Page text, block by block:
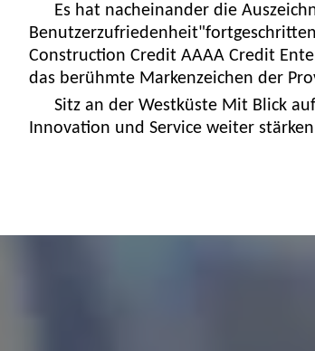
Es hat nacheinander die
Construction Credit AAAA Credit
das berühmte Markenzeichen der
Sitz an der Westküste Mit Blick
Innovation und Service weiter